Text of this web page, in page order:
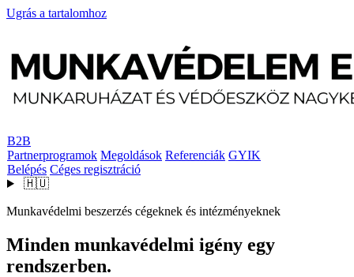
Ugrás a tartalomhoz
B2B
Partnerprogramok Megoldások Referenciák GYIK
Belépés Céges regisztráció
🇭🇺
Munkavédelmi beszerzés cégeknek és intézményeknek
Minden munkavédelmi igény egy
rendszerben.